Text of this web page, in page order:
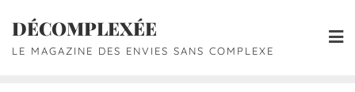
DÉCOMPLEXÉE
LE MAGAZINE DES ENVIES SANS COMPLEXE